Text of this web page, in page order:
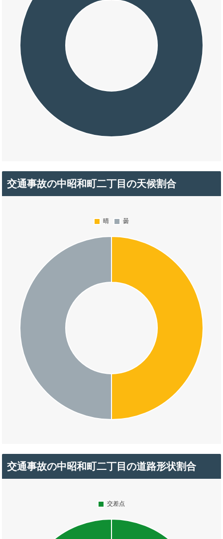
交通事故の中昭和町二丁目の天候割合
交通事故の中昭和町二丁目の道路形状割合